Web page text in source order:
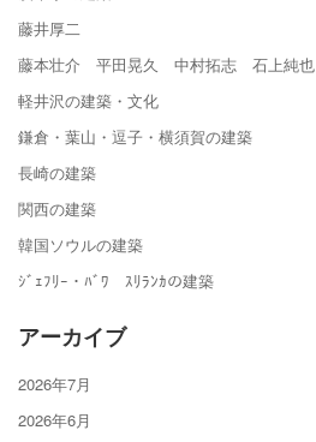
藤井厚二
藤本壮介 平田晃久 中村拓志 石上純也
軽井沢の建築・文化
鎌倉・葉山・逗子・横須賀の建築
長崎の建築
関西の建築
韓国ソウルの建築
ｼﾞｪﾌﾘｰ・ﾊﾞﾜ ｽﾘﾗﾝｶの建築
アーカイブ
2026年7月
2026年6月